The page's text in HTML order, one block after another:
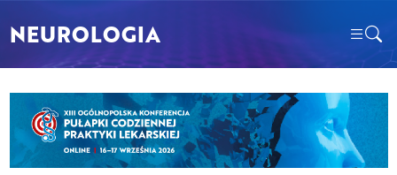
NEUROLOGIA